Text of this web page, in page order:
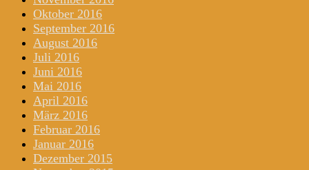
Oktober 2016
September 2016
August 2016
Juli 2016
Juni 2016
Mai 2016
April 2016
März 2016
Februar 2016
Januar 2016
Dezember 2015